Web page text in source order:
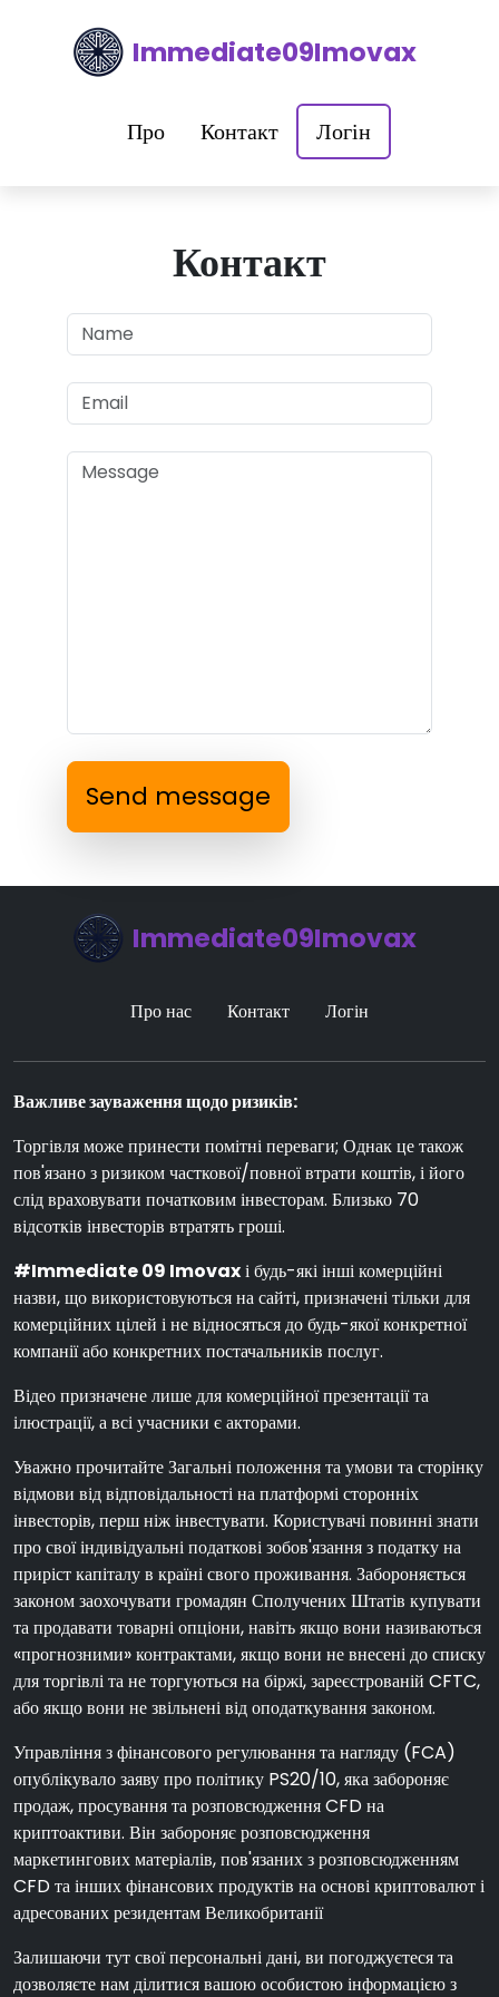
Immediate09Imovax
Про Контакт Логін
Контакт
Send message
Immediate09Imovax
Про нас Контакт Логін
Важливе зауваження щодо ризиків:
Торгівля може принести помітні переваги; Однак це також
пов'язано з ризиком часткової/повної втрати коштів, і його
слід враховувати початковим інвесторам. Близько 70
відсотків інвесторів втратять гроші.
#Immediate 09 Imovaxі будь-які інші комерційні
назви, що використовуються на сайті, призначені тільки для
комерційних цілей і не відносяться до будь-якої конкретної
компанії або конкретних постачальників послуг.
Відео призначене лише для комерційної презентації та
ілюстрації, а всі учасники є акторами.
Уважно прочитайте Загальні положення та умови та сторінку
відмови від відповідальності на платформі сторонніх
інвесторів, перш ніж інвестувати. Користувачі повинні знати
про свої індивідуальні податкові зобов'язання з податку на
приріст капіталу в країні свого проживання. Забороняється
законом заохочувати громадян Сполучених Штатів купувати
та продавати товарні опціони, навіть якщо вони називаються
«прогнозними» контрактами, якщо вони не внесені до списку
для торгівлі та не торгуються на біржі, зареєстрованій CFTC,
або якщо вони не звільнені від оподаткування законом.
Управління з фінансового регулювання та нагляду (FCA)
опублікувало заяву про політику PS20/10, яка забороняє
продаж, просування та розповсюдження CFD на
криптоактиви. Він забороняє розповсюдження
маркетингових матеріалів, пов'язаних з розповсюдженням
CFD та інших фінансових продуктів на основі криптовалют і
адресованих резидентам Великобританії
Залишаючи тут свої персональні дані, ви погоджуєтеся та
дозволяєте нам ділитися вашою особистою інформацією з